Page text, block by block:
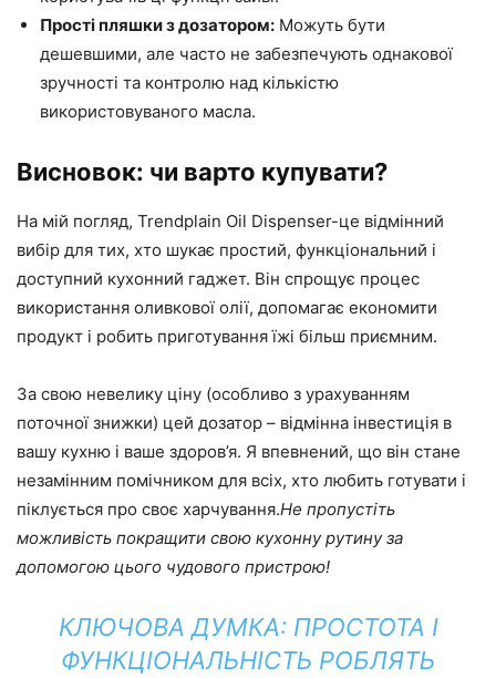
Прості пляшки з дозатором: Можуть бути
дешевшими, але часто не забезпечують однакової
зручності та контролю над кількістю
використовуваного масла.
Висновок: чи варто купувати?
На мій погляд, Trendplain Oil Dispenser-це відмінний
вибір для тих, хто шукає простий, функціональний і
доступний кухонний гаджет. Він спрощує процес
використання оливкової олії, допомагає економити
продукт і робить приготування їжі більш приємним.
За свою невелику ціну (особливо з урахуванням
поточної знижки) цей дозатор – відмінна інвестиція в
вашу кухню і ваше здоров’я. Я впевнений, що він стане
незамінним помічником для всіх, хто любить готувати і
піклується про своє харчування.Не пропустіть
можливість покращити свою кухонну рутину за
допомогою цього чудового пристрою!
КЛЮЧОВА ДУМКА: ПРОСТОТА І
ФУНКЦІОНАЛЬНІСТЬ РОБЛЯТЬ